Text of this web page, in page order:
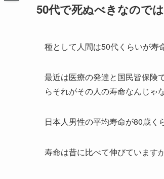
50代で死ぬべきなので
種として人間は50代くらいが寿
最近は医療の発達と国民皆保険
らそれがその人の寿命なんじゃ
日本人男性の平均寿命が80歳く
寿命は昔に比べて伸びています